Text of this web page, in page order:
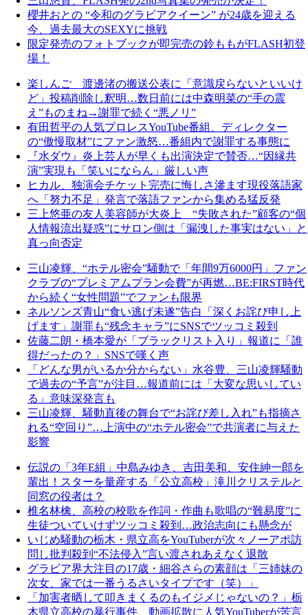
櫻井おとの “令和のグラビアクイーン” が24歳を迎える
今、過去最大のSEXYに挑戦
限定発売のフォトブックが即完売の鈴ももがFLASH初登
場！
楽しんご 渡邊渚の搬送公表に「意識戻らないといいけ
ど」投稿削除し釈明…数日前には中森明菜の“手の震
え”ものまね→謝罪で続く“悪ノリ”
有田哲平の人気プロレスYouTube番組、ディレクター
の“傲慢取材”にファン激怒…番組内で謝罪する事態に
『水ダウ』炎上芸人が早くも出演決定で賛否…“因縁共
演”実現も「笑いにならん」厳しい声
ヒカル、独演会チケット完売に悔しさ滲ます現役落語家
へ「努力不足」発言で落語ファンから集める猛反発
三上悠亜の友人美容師が大炎上 “失敗された”顧客の“個
人情報流出疑惑”にサロン側は「漏洩した事実はない」と
真っ向否定
三山凌輝、“ホテル密会”騒動で「年間9万6000円」ファン
クラブの“プレミアムプラン会費”が再燃…BE:FIRST時代
から続く“女性問題”でファンも限界
ネルソンズ青山“食い逃げ未遂”告白「深くお詫び申し上
げます」謝罪も“残念キャラ”にSNSでツッコミ殺到
佐藤二朗・橋本愛が「ブラックリスト入り」報道に「誰
得だったの？」SNSで嘆く声
「どんな男がいるか分からない」水谷豊、三山凌輝騒動
で過去の“予言”が注目…報道前には「大変な思いしてい
る」意味深発言も
三山凌輝、騒動直後の舞台で“お詫び差し入れ”も指摘さ
れる“空回り”…上演中の“ホテル密会”で共演者に与えた
影響
伝説の「3年E組」中島みゆき、吉田美和、安住紳一郎を
輩出！スターを量産する「公立高校」滝川クリステルと
同窓の役者は？
椎名林檎、高校の校歌を作詞・作曲も歌唱の“難易度”に
生徒ついていけずツッコミ殺到…政治志向にも懸念が
いじめ騒動の栃木・県立高をYouTuberが次々ノーアポ訪
問し批判殺到“不法侵入”言い渡されあえなく退散
グラビア界大注目の17歳・細谷さらの素顔は「三姉妹の
次女、家では一番うるさいタイプです（笑）」
「加害者晒して叩きまくるのもイジメじゃないの？」栃
木県立高校の暴行事件、動画拡散に人気YouTuberが苦言